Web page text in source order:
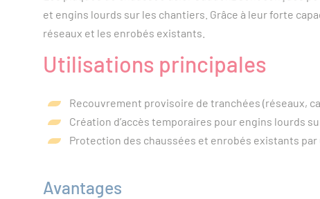
et engins lourds sur les chantiers. Grâce à leur forte
réseaux et les enrobés existants.
Utilisations principales
Recouvrement provisoire de tranchées (réseaux,
Création d’accès temporaires pour engins lourds
Protection des chaussées et enrobés existants
Avantages